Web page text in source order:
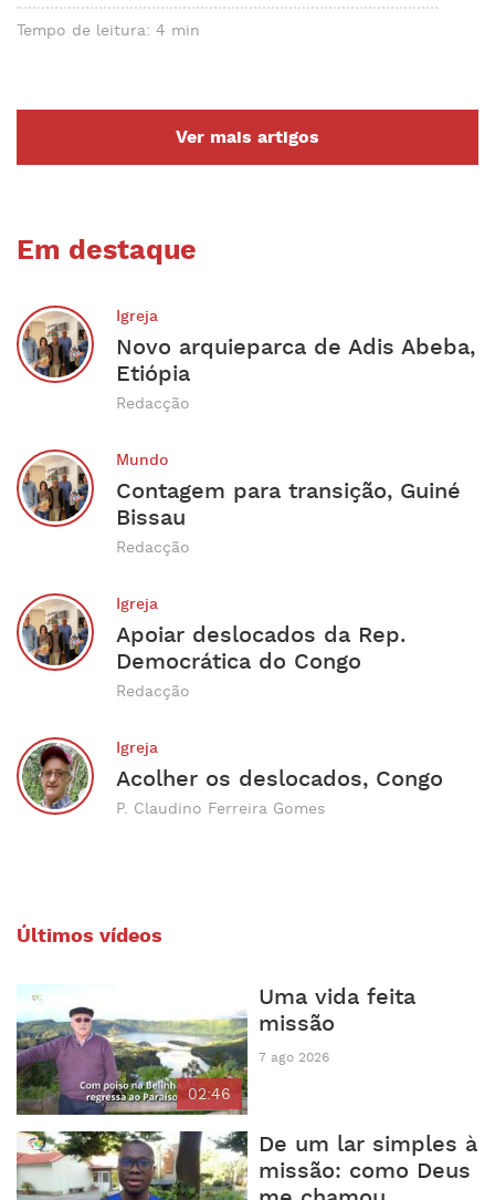
Em destaque
Igreja
Novo arquieparca de Adis Abeba,
Etiópia
Redacção
Mundo
Contagem para transição, Guiné
Bissau
Redacção
Igreja
Apoiar deslocados da Rep.
Democrática do Congo
Redacção
Igreja
Acolher os deslocados, Congo
P. Claudino Ferreira Gomes
Últimos vídeos
02:46
Uma vida feita
missão
7 ago 2026
De um lar simples à
missão: como Deus
Tempo de leitura: 4 min
Ver mais artigos